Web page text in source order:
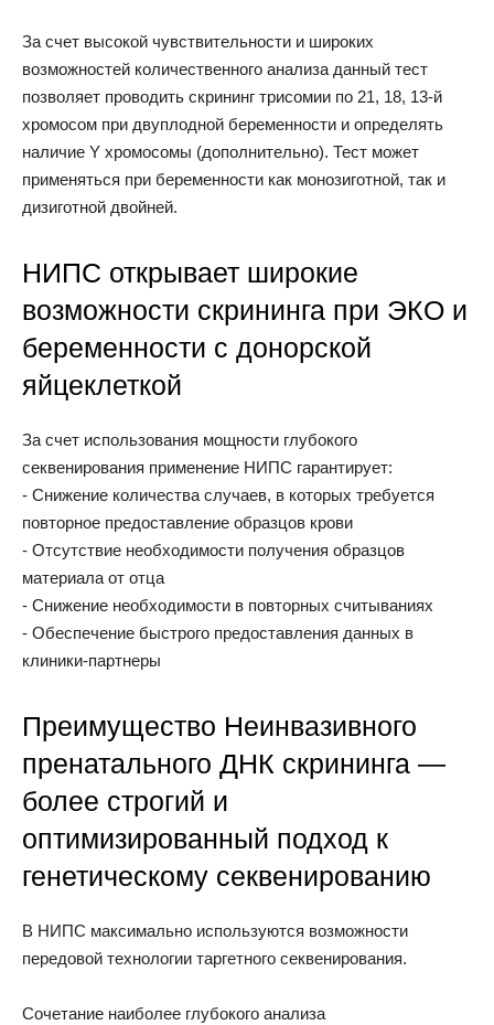
За счет высокой чувствительности и широких
возможностей количественного анализа данный тест
позволяет проводить скрининг трисомии по 21, 18, 13-й
хромосом при двуплодной беременности и определять
наличие Y хромосомы (дополнительно). Тест может
применяться при беременности как монозиготной, так и
дизиготной двойней.
НИПС открывает широкие
возможности скрининга при ЭКО и
беременности с донорской
яйцеклеткой
За счет использования мощности глубокого
секвенирования применение НИПС гарантирует:
- Снижение количества случаев, в которых требуется
повторное предоставление образцов крови
- Отсутствие необходимости получения образцов
материала от отца
- Снижение необходимости в повторных считываниях
- Обеспечение быстрого предоставления данных в
клиники-партнеры
Преимущество Неинвазивного
пренатального ДНК скрининга —
более строгий и
оптимизированный подход к
генетическому секвенированию
В НИПС максимально используются возможности
передовой технологии таргетного секвенирования.
Сочетание наиболее глубокого анализа